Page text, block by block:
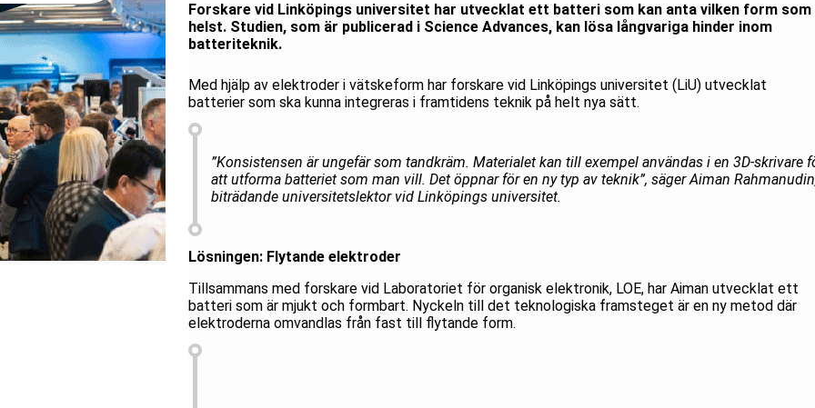
Forskare vid Linköpings universitet har utvecklat ett batteri som kan anta vilken form som
helst. Studien, som är publicerad i Science Advances, kan lösa långvariga hinder inom
batteriteknik.
Med hjälp av elektroder i vätskeform har forskare vid Linköpings universitet (LiU) utvecklat
batterier som ska kunna integreras i framtidens teknik på helt nya sätt.
”Konsistensen är ungefär som tandkräm. Materialet kan till exempel användas i en 3D-skrivare
att utforma batteriet som man vill. Det öppnar för en ny typ av teknik”, säger Aiman
biträdande universitetslektor vid Linköpings universitet.
Lösningen: Flytande elektroder
Tillsammans med forskare vid Laboratoriet för organisk elektronik, LOE, har Aiman utvecklat ett
batteri som är mjukt och formbart. Nyckeln till det teknologiska framsteget är en ny metod där
elektroderna omvandlas från fast till flytande form.